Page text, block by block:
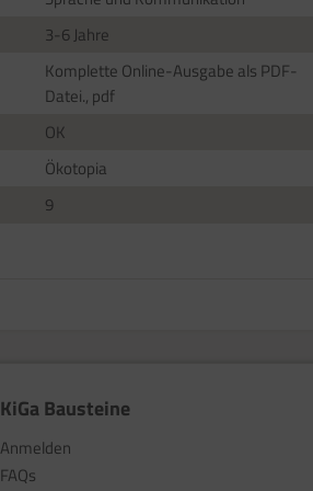
3-6 Jahre
Komplette Online-Ausgabe als PDF-
Datei., pdf
OK
Ökotopia
9
KiGa Bausteine
Anmelden
FAQs